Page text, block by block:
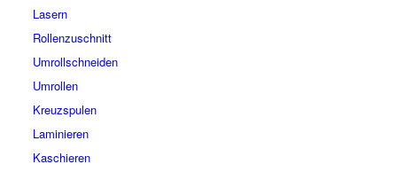
Lasern
Rollenzuschnitt
Umrollschneiden
Umrollen
Kreuzspulen
Laminieren
Kaschieren